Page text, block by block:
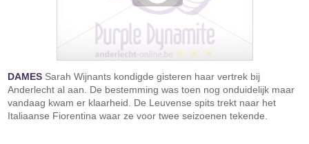
DAMES Sarah Wijnants kondigde gisteren haar vertrek bij
Anderlecht al aan. De bestemming was toen nog onduidelijk maar
vandaag kwam er klaarheid. De Leuvense spits trekt naar het
Italiaanse Fiorentina waar ze voor twee seizoenen tekende.